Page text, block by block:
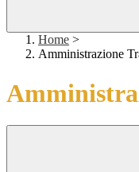
Home >
Amministrazione